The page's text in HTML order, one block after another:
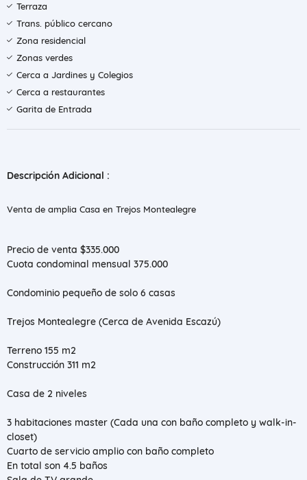
Terraza
Trans. público cercano
Zona residencial
Zonas verdes
Cerca a Jardines y Colegios
Cerca a restaurantes
Garita de Entrada
Descripción Adicional :
Venta de amplia Casa en Trejos Montealegre
Precio de venta $335.000
Cuota condominal mensual 375.000
Condominio pequeño de solo 6 casas
Trejos Montealegre (Cerca de Avenida Escazú)
Terreno 155 m2
Construcción 311 m2
Casa de 2 niveles
3 habitaciones master (Cada una con baño completo y walk-in-
closet)
Cuarto de servicio amplio con baño completo
En total son 4.5 baños